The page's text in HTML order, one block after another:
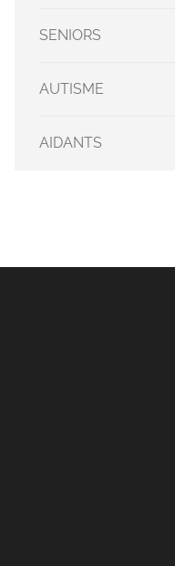
SENIORS
AUTISME
AIDANTS